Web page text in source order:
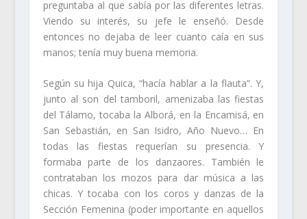
preguntaba al que sabía por las diferentes letras.
Viendo su interés, su jefe le enseñó. Desde
entonces no dejaba de leer cuanto caía en sus
manos; tenía muy buena memoria.
Según su hija Quica, “hacía hablar a la flauta”. Y,
junto al son del tamboril, amenizaba las fiestas
del Tálamo, tocaba la Alborá, en la Encamisá, en
San Sebastián, en San Isidro, Año Nuevo… En
todas las fiestas requerían su presencia. Y
formaba parte de los danzaores. También le
contrataban los mozos para dar música a las
chicas. Y tocaba con los coros y danzas de la
Sección Femenina (poder importante en aquellos